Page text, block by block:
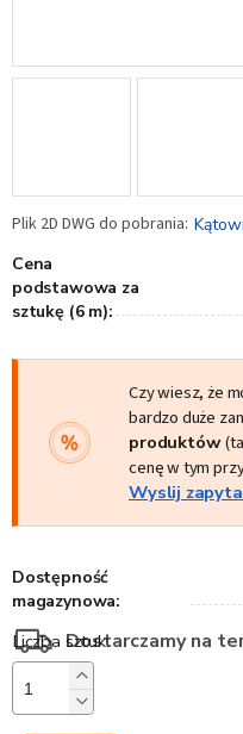
Cena
podstawowa za
sztukę (6 m):
Czy wiesz, że
bardzo duże
produktów
cenę w tym
Wyslij
Dostępność
magazynowa:
Dostarczamy na